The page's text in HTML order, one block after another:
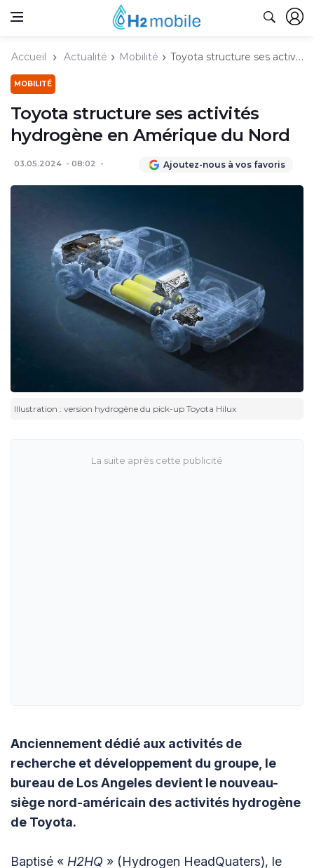
Accueil Actualité Mobilité Toyota structure ses activités hydrogène en Amérique du Nord
MOBILITÉ
Toyota structure ses activités
hydrogène en Amérique du Nord
03.05.2024 08:02 Ajoutez-nous à vos favoris
Illustration : version hydrogène du pick-up Toyota Hilux
Anciennement dédié aux activités de
recherche et développement du groupe, le
bureau de Los Angeles devient le nouveau-
siège nord-américain des activités hydrogène
de Toyota.
Baptisé « H2HQ » (Hydrogen HeadQuaters), le